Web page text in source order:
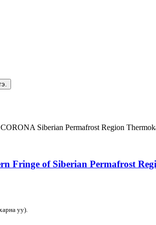
CORONA Siberian Permafrost Region
Fringe of Siberian Permafrost
уу).